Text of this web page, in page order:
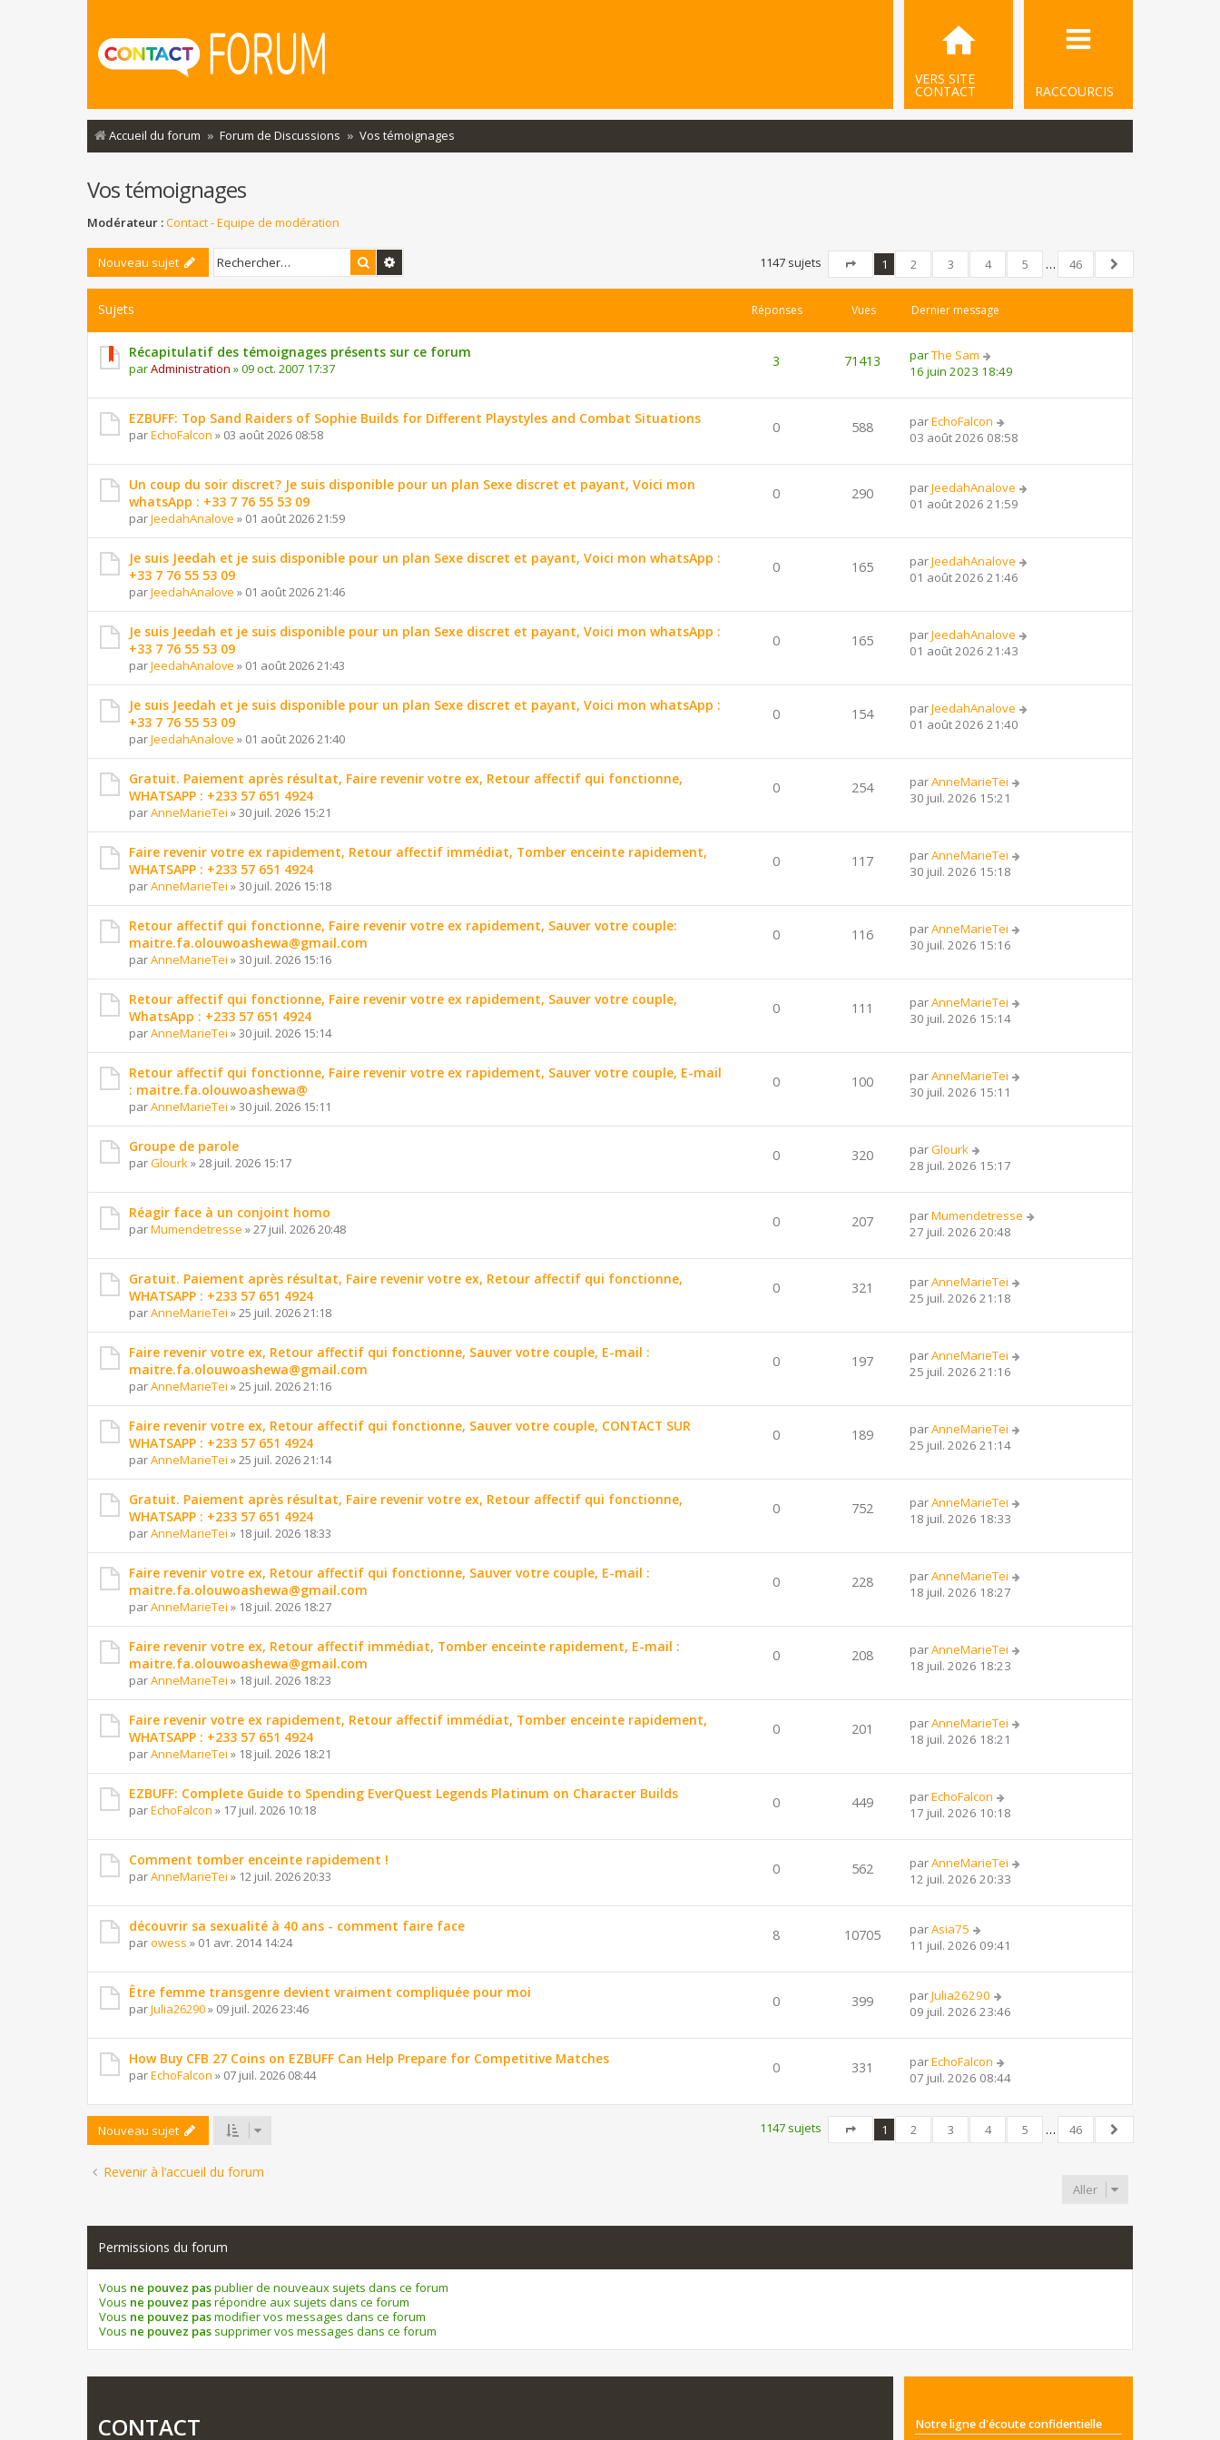
RACCOURCIS
VERS SITE
CONTACT
Accueil du forum Forum de Discussions Vos témoignages
Vos témoignages
Modérateur :Contact - Equipe de modération
Nouveau sujet Rechercher
1147 sujets
Page
sur46
1 2 3 4 5 …
46
Suivant
Sujets Réponses Vues Dernier message
Récapitulatif des témoignages présents sur ce forum
parAdministration »09 oct. 2007 17:37 3 71413 parThe Sam
16 juin 2023 18:49
EZBUFF: Top Sand Raiders of Sophie Builds for Different Playstyles and Combat Situations
parEchoFalcon » 03 août 2026 08:58 0 588 parEchoFalcon
03 août 2026 08:58
Un coup du soir discret? Je suis disponible pour un plan Sexe discret et payant, Voici mon
whatsApp : +33 7 76 55 53 09
parJeedahAnalove » 01 août 2026 21:59
0 290 parJeedahAnalove
01 août 2026 21:59
Je suis Jeedah et je suis disponible pour un plan Sexe discret et payant, Voici mon whatsApp :
+33 7 76 55 53 09
parJeedahAnalove » 01 août 2026 21:46
0 165 parJeedahAnalove
01 août 2026 21:46
Je suis Jeedah et je suis disponible pour un plan Sexe discret et payant, Voici mon whatsApp :
+33 7 76 55 53 09
parJeedahAnalove » 01 août 2026 21:43
0 165 parJeedahAnalove
01 août 2026 21:43
Je suis Jeedah et je suis disponible pour un plan Sexe discret et payant, Voici mon whatsApp :
+33 7 76 55 53 09
parJeedahAnalove » 01 août 2026 21:40
0 154 parJeedahAnalove
01 août 2026 21:40
Gratuit. Paiement après résultat, Faire revenir votre ex, Retour affectif qui fonctionne,
WHATSAPP : +233 57 651 4924
parAnneMarieTei »30 juil. 2026 15:21
0 254 parAnneMarieTei
30 juil. 2026 15:21
Faire revenir votre ex rapidement, Retour affectif immédiat, Tomber enceinte rapidement,
WHATSAPP : +233 57 651 4924
parAnneMarieTei »30 juil. 2026 15:18
0 117 parAnneMarieTei
30 juil. 2026 15:18
Retour affectif qui fonctionne, Faire revenir votre ex rapidement, Sauver votre couple:
maitre.fa.olouwoashewa@gmail.com
parAnneMarieTei »30 juil. 2026 15:16
0 116 parAnneMarieTei
30 juil. 2026 15:16
Retour affectif qui fonctionne, Faire revenir votre ex rapidement, Sauver votre couple,
WhatsApp : +233 57 651 4924
parAnneMarieTei »30 juil. 2026 15:14
0 111 parAnneMarieTei
30 juil. 2026 15:14
Retour affectif qui fonctionne, Faire revenir votre ex rapidement, Sauver votre couple, E-mail
: maitre.fa.olouwoashewa@
parAnneMarieTei »30 juil. 2026 15:11
0 100 parAnneMarieTei
30 juil. 2026 15:11
Groupe de parole
parGlourk »28 juil. 2026 15:17 0 320 parGlourk
28 juil. 2026 15:17
Réagir face à un conjoint homo
parMumendetresse »27 juil. 2026 20:48 0 207 parMumendetresse
27 juil. 2026 20:48
Gratuit. Paiement après résultat, Faire revenir votre ex, Retour affectif qui fonctionne,
WHATSAPP : +233 57 651 4924
parAnneMarieTei »25 juil. 2026 21:18
0 321 parAnneMarieTei
25 juil. 2026 21:18
Faire revenir votre ex, Retour affectif qui fonctionne, Sauver votre couple, E-mail :
maitre.fa.olouwoashewa@gmail.com
parAnneMarieTei »25 juil. 2026 21:16
0 197 parAnneMarieTei
25 juil. 2026 21:16
Faire revenir votre ex, Retour affectif qui fonctionne, Sauver votre couple, CONTACT SUR
WHATSAPP : +233 57 651 4924
parAnneMarieTei »25 juil. 2026 21:14
0 189 parAnneMarieTei
25 juil. 2026 21:14
Gratuit. Paiement après résultat, Faire revenir votre ex, Retour affectif qui fonctionne,
WHATSAPP : +233 57 651 4924
parAnneMarieTei » 18 juil. 2026 18:33
0 752 parAnneMarieTei
18 juil. 2026 18:33
Faire revenir votre ex, Retour affectif qui fonctionne, Sauver votre couple, E-mail :
maitre.fa.olouwoashewa@gmail.com
parAnneMarieTei » 18 juil. 2026 18:27
0 228 parAnneMarieTei
18 juil. 2026 18:27
Faire revenir votre ex, Retour affectif immédiat, Tomber enceinte rapidement, E-mail :
maitre.fa.olouwoashewa@gmail.com
parAnneMarieTei » 18 juil. 2026 18:23
0 208 parAnneMarieTei
18 juil. 2026 18:23
Faire revenir votre ex rapidement, Retour affectif immédiat, Tomber enceinte rapidement,
WHATSAPP : +233 57 651 4924
parAnneMarieTei » 18 juil. 2026 18:21
0 201 parAnneMarieTei
18 juil. 2026 18:21
EZBUFF: Complete Guide to Spending EverQuest Legends Platinum on Character Builds
parEchoFalcon » 17 juil. 2026 10:18 0 449 parEchoFalcon
17 juil. 2026 10:18
Comment tomber enceinte rapidement !
parAnneMarieTei » 12 juil. 2026 20:33 0 562 parAnneMarieTei
12 juil. 2026 20:33
découvrir sa sexualité à 40 ans - comment faire face
parowess » 01 avr. 2014 14:24 8 10705 parAsia75
11 juil. 2026 09:41
Être femme transgenre devient vraiment compliquée pour moi
parJulia26290» 09 juil. 2026 23:46 0 399 parJulia26290
09 juil. 2026 23:46
How Buy CFB 27 Coins on EZBUFF Can Help Prepare for Competitive Matches
parEchoFalcon » 07 juil. 2026 08:44 0 331 parEchoFalcon
07 juil. 2026 08:44
Nouveau sujet
1147 sujets
Page
sur46
1 2 3 4 5 …
46
Suivant
Revenir à l’accueil du forum
Aller
Permissions du forum
Vous ne pouvez paspublier de nouveaux sujets dans ce forum
Vous ne pouvez pasrépondre aux sujets dans ce forum
Vous ne pouvez pasmodifier vos messages dans ce forum
Vous ne pouvez pas supprimer vos messages dans ce forum
CONTACT Notre ligne d'écoute confidentielle